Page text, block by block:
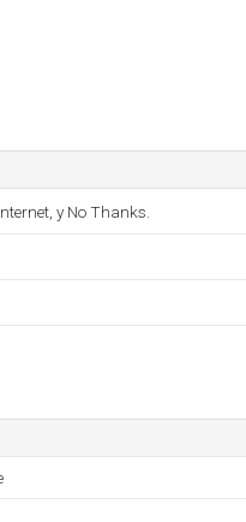
y No Thanks.